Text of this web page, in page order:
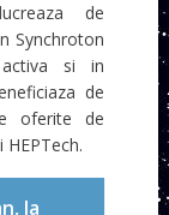
de
Synchroton
si in
de
oferite de
la